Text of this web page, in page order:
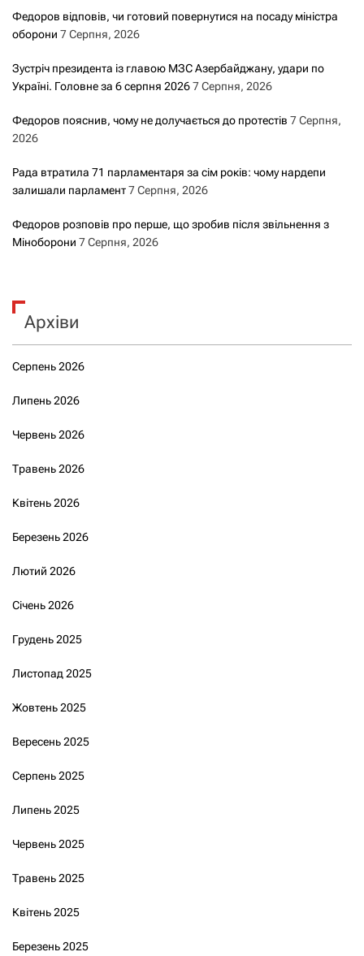
Федоров відповів, чи готовий повернутися на посаду міністра
оборони 7 Серпня, 2026
Зустріч президента із главою МЗС Азербайджану, удари по
Україні. Головне за 6 серпня 20267 Серпня, 2026
Федоров пояснив, чому не долучається до протестів 7 Серпня,
2026
Рада втратила 71 парламентаря за сім років: чому нардепи
залишали парламент7 Серпня, 2026
Федоров розповів про перше, що зробив після звільнення з
Міноборони 7 Серпня, 2026
Архіви
Серпень 2026
Липень 2026
Червень 2026
Травень 2026
Квітень 2026
Березень 2026
Лютий 2026
Січень 2026
Грудень 2025
Листопад 2025
Жовтень 2025
Вересень 2025
Серпень 2025
Липень 2025
Червень 2025
Травень 2025
Квітень 2025
Березень 2025